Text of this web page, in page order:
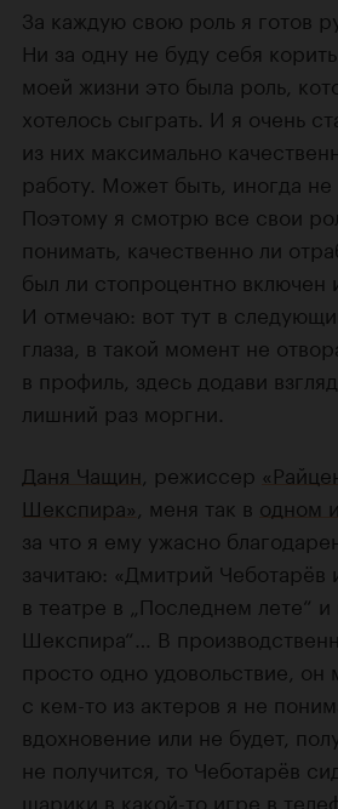
За каждую свою роль я готов
Ни за одну не буду себя
моей жизни это была роль,
хотелось сыграть. И я очень
из них максимально
работу. Может быть, иногда не
Поэтому я смотрю все свои
понимать, качественно ли
был ли стопроцентно включен
И отмечаю: вот тут в
глаза, в такой момент не
в профиль, здесь додави
лишний раз моргни.
Даня Чащин , режиссер
Шекспира» , меня так в одном
за что я ему ужасно
зачитаю: «Дмитрий Чеботарёв
в театре в „Последнем лете“
Шекспира“… В
просто одно удовольствие,
с кем-то из актеров я не
вдохновение или не будет,
не получится, то Чеботарёв
шарики в какой-то игре в